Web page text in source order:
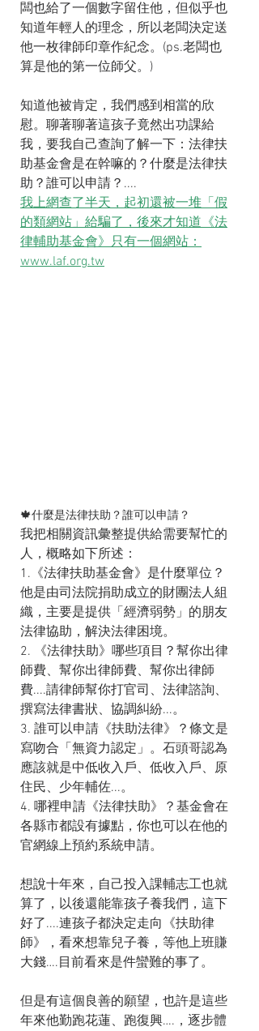
闆也給了一個數字留住他，但似乎也
知道年輕人的理念，所以老闆決定送
他一枚律師印章作紀念。(ps.老闆也
算是他的第一位師父。)
知道他被肯定，我們感到相當的欣
慰。聊著聊著這孩子竟然出功課給
我，要我自己查詢了解一下：法律扶
助基金會是在幹嘛的？什麼是法律扶
助？誰可以申請？....
我上網查了半天，起初還被一堆「假
的類網站」給騙了，後來才知道《法
律輔助基金會》只有一個網站：
www.laf.org.tw
🍁什麼是法律扶助？誰可以申請？
我把相關資訊彙整提供給需要幫忙的
人，概略如下所述：
1.《法律扶助基金會》是什麼單位？
他是由司法院捐助成立的財團法人組
織，主要是提供「經濟弱勢」的朋友
法律協助，解決法律困境。
2. 《法律扶助》哪些項目？幫你出律
師費、幫你出律師費、幫你出律師
費....請律師幫你打官司、法律諮詢、
撰寫法律書狀、協調糾紛...。
3. 誰可以申請《扶助法律》？條文是
寫吻合「無資力認定」。石頭哥認為
應該就是中低收入戶、低收入戶、原
住民、少年輔佐...。
4. 哪裡申請《法律扶助》？基金會在
各縣市都設有據點，你也可以在他的
官網線上預約系統申請。
想說十年來，自己投入課輔志工也就
算了，以後還能靠孩子養我們，這下
好了....連孩子都決定走向《扶助律
師》，看來想靠兒子養，等他上班賺
大錢….目前看來是件蠻難的事了。
但是有這個良善的願望，也許是這些
年來他勤跑花蓮、跑復興….，逐步體